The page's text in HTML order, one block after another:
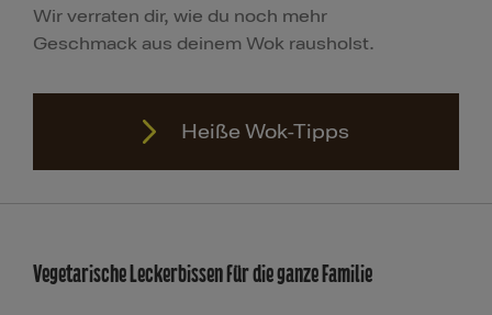
Wir verraten dir, wie du noch mehr
Geschmack aus deinem Wok rausholst.
Heiße Wok-Tipps
Heiße Wok-Tipps
Vegetarische Leckerbissen für die ganze Familie